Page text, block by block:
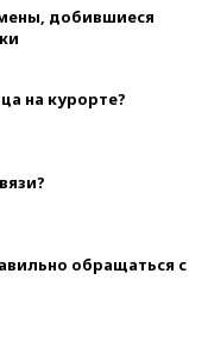
добившиеся
на курорте?
обращаться с